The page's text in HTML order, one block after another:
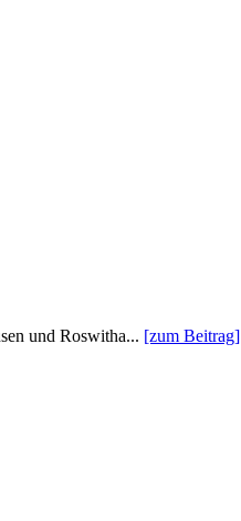
und Roswitha... [zum Beitrag]